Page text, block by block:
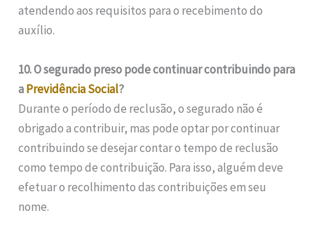
atendendo aos requisitos para o recebimento do
auxílio.
10. O segurado preso pode continuar contribuindo para
aPrevidência Social?
Durante o período de reclusão, o segurado não é
obrigado a contribuir, mas pode optar por continuar
contribuindo se desejar contar o tempo de reclusão
como tempo de contribuição. Para isso, alguém deve
efetuar o recolhimento das contribuições em seu
nome.